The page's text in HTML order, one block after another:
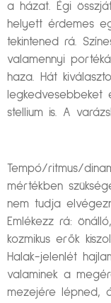
a házat. Égi
helyett érdemes
tekintened rá.
valamennyi
haza. Hát
stellium is. A
Tempó/ritmus/
mértékben
nem tudja
Emlékezz rá:
kozmikus erők
Halak-jelenlét
valaminek a
mezejére lépned,